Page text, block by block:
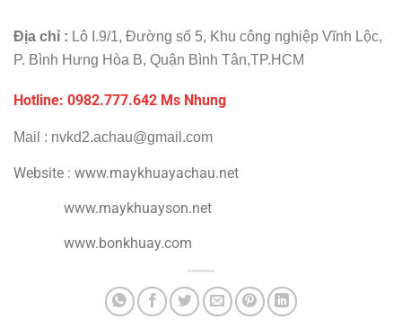
Địa chỉ : Lô I.9/1, Đường số 5, Khu công nghiệp Vĩnh Lộc,
P. Bình Hưng Hòa B, Quận Bình Tân,TP.HCM
Hotline: 0982.777.642 Ms Nhung
Mail : nvkd2.achau@gmail.com
Website : www.maykhuayachau.net
www.maykhuayson.net
www.bonkhuay.com